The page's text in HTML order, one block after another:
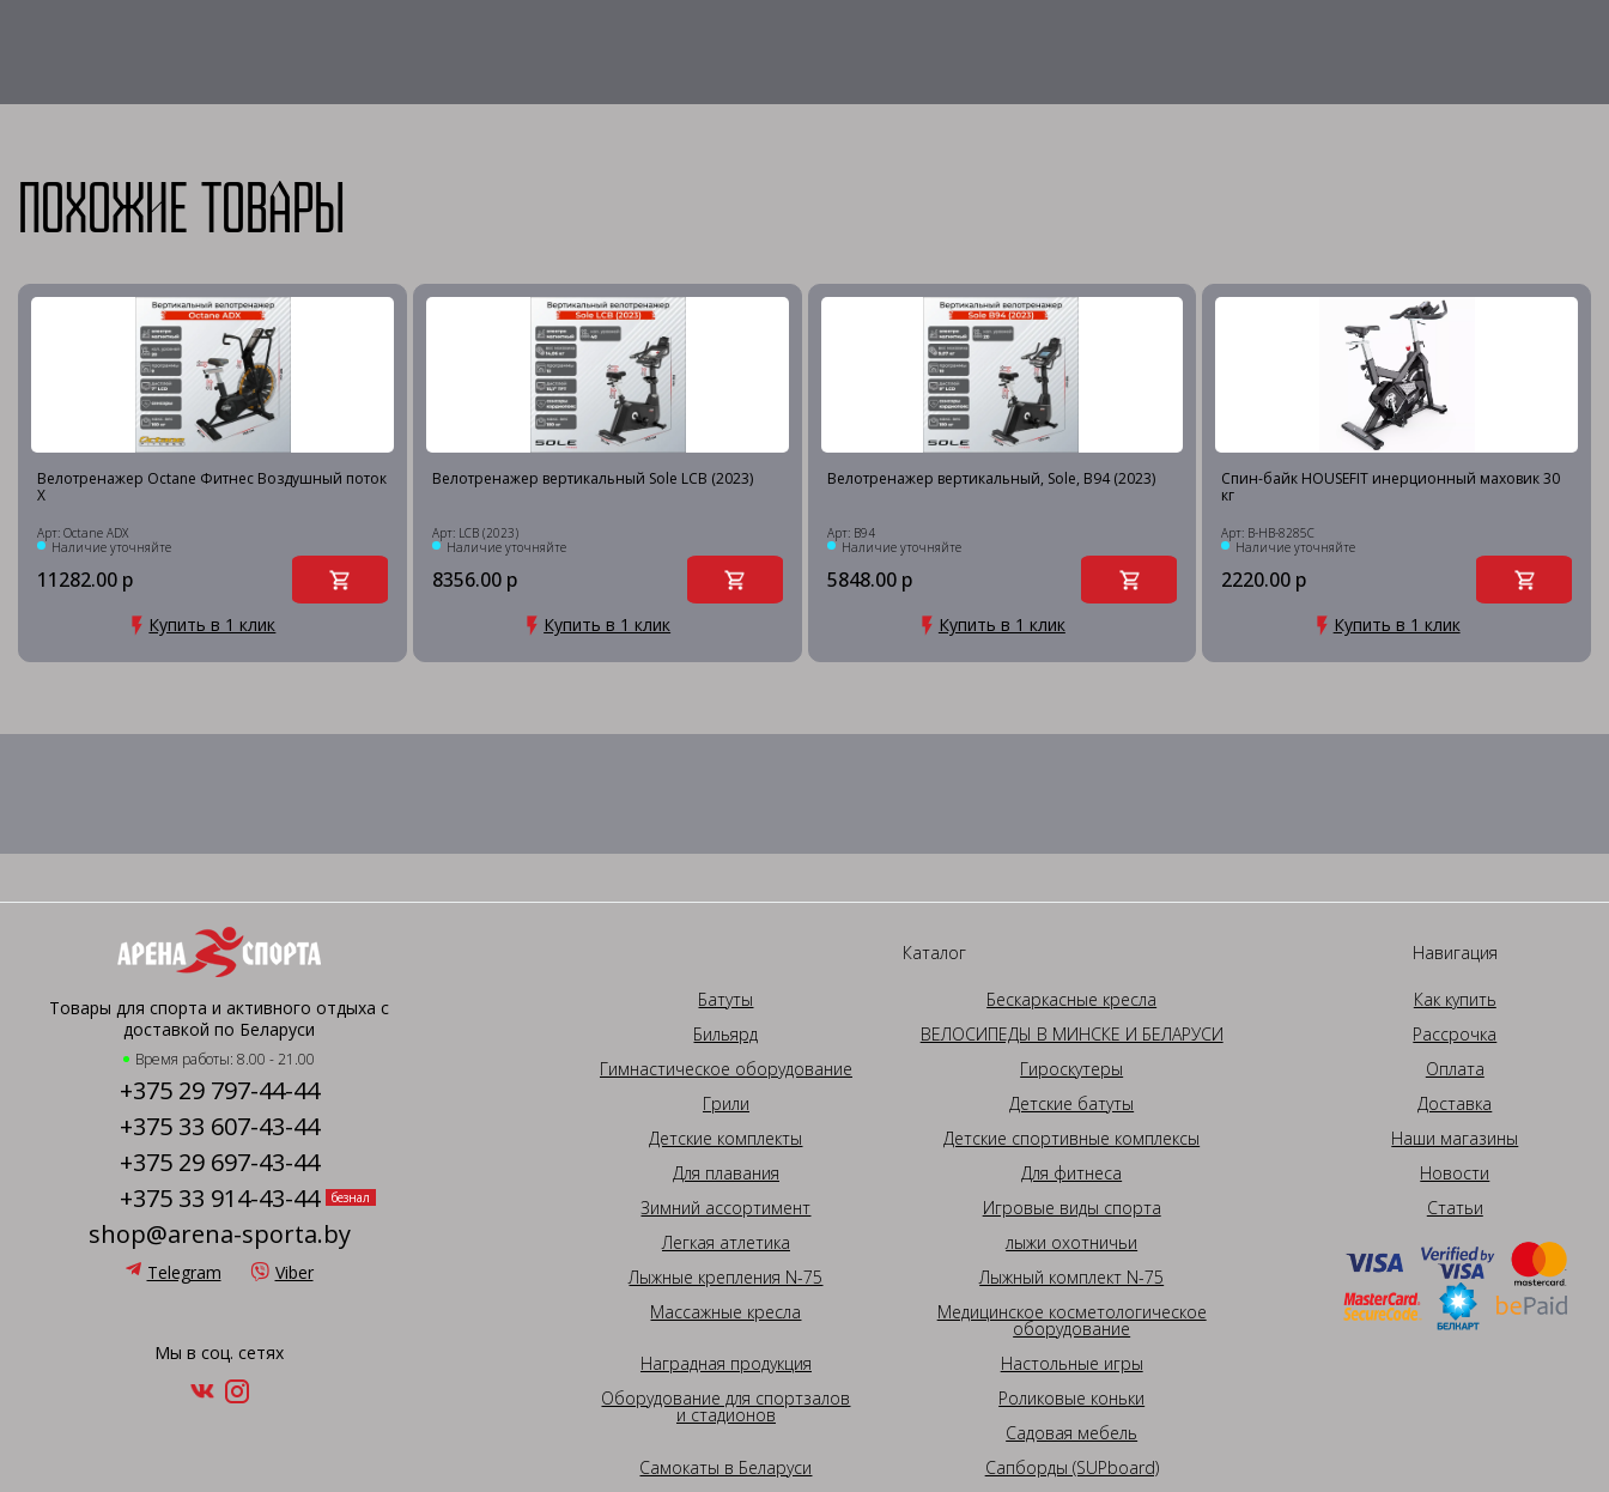
Похожие товары
Велотренажер Octane Фитнес Воздушный поток
X
Арт: Octane ADX
Наличие уточняйте
11282.00 р
Купить в 1 клик
Велотренажер вертикальный Sole LCB (2023)
Арт: LCB (2023)
Наличие уточняйте
8356.00 р
Купить в 1 клик
Велотренажер вертикальный, Sole, B94 (2023)
Арт: B94
Наличие уточняйте
5848.00 р
Купить в 1 клик
Спин-байк HOUSEFIT инерционный маховик 30
кг
Арт: B-HB-8285C
Наличие уточняйте
2220.00 р
Купить в 1 клик
Товары для спорта и активного отдыха с
доставкой по Беларуси
Время работы: 8.00 - 21.00
+375 29 797-44-44
+375 33 607-43-44
+375 29 697-43-44
+375 33 914-43-44
безнал
shop@arena-sporta.by
Telegram Viber
Мы в соц. сетях
Каталог
Батуты
Бескаркасные кресла
Бильярд
ВЕЛОСИПЕДЫ В МИНСКЕ И БЕЛАРУСИ
Гимнастическое оборудование
Гироскутеры
Грили
Детские батуты
Детские комплекты
Детские спортивные комплексы
Для плавания
Для фитнеса
Зимний ассортимент
Игровые виды спорта
Легкая атлетика
лыжи охотничьи
Лыжные крепления N-75
Лыжный комплект N-75
Массажные кресла
Медицинское косметологическое
оборудование
Наградная продукция
Настольные игры
Оборудование для спортзалов
и стадионов
Роликовые коньки
Садовая мебель
Самокаты в Беларуси
Сапборды (SUPboard)
Навигация
Как купить
Рассрочка
Оплата
Доставка
Наши магазины
Новости
Статьи